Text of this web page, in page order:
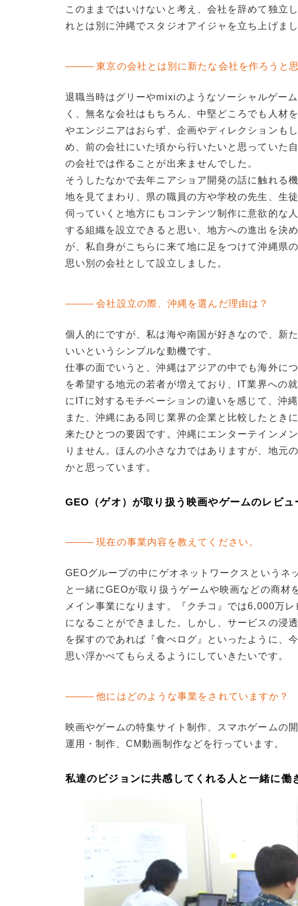
このままではいけないと考え、会社を辞めて独立
れとは別に沖縄でスタジオアイジャを立ち上げまし
東京の会社とは別に新たな会社を作ろうと
退職当時はグリーやmixiのようなソーシャルゲー
く、無名な会社はもちろん、中堅どころでも人材
やエンジニアはおらず、企画やディレクションも
め、前の会社にいた頃から行いたいと思っていた
の会社では作ることが出来ませんでした。
そうしたなかで去年ニアショア開発の話に触れる
地を見てまわり、県の職員の方や学校の先生、生
伺っていくと地方にもコンテンツ制作に意欲的な
する組織を設立できると思い、地方への進出を決
が、私自身がこちらに来て地に足をつけて沖縄県
思い別の会社として設立しました。
会社設立の際、沖縄を選んだ理由は？
個人的にですが、私は海や南国が好きなので、新
いいというシンプルな動機です。
仕事の面でいうと、沖縄はアジアの中でも海外に
を希望する地元の若者が増えており、IT業界への
にITに対するモチベーションの違いを感じて、沖縄
また、沖縄にある同じ業界の企業と比較したとき
来たひとつの要因です。沖縄にエンターテインメ
りません。ほんの小さな力ではありますが、地元
かと思っています。
GEO（ゲオ）が取り扱う映画やゲームのレビ
現在の事業内容を教えてください。
GEOグループの中にゲオネットワークスというネ
と一緒にGEOが取り扱うゲームや映画などの商
メイン事業になります。『クチコ』では6,000万
になることができました。しかし、サービスの浸
を探すのであれば『食べログ』といったように、
思い浮かべてもらえるようにしていきたいです。
他にはどのような事業をされていますか？
映画やゲームの特集サイト制作、スマホゲームの
運用・制作、CM動画制作などを行っています。
私達のビジョンに共感してくれる人と一緒に働